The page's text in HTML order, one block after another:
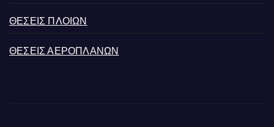
ΘΕΣΕΙΣ ΠΛΟΙΩΝ
ΘΕΣΕΙΣ ΑΕΡΟΠΛΑΝΩΝ